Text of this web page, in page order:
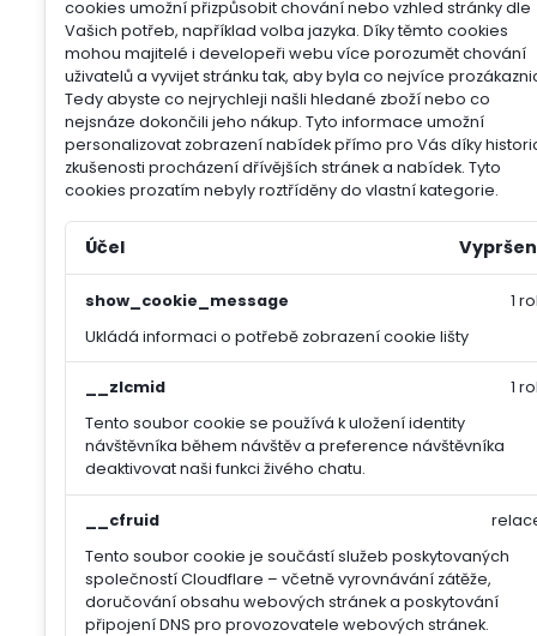
cookies umožní přizpůsobit chování nebo vzhled stránky dle
Vašich potřeb, například volba jazyka. Díky těmto cookies
mohou majitelé i developeři webu více porozumět chování
uživatelů a vyvijet stránku tak, aby byla co nejvíce
Tedy abyste co nejrychleji našli hledané zboží nebo co
nejsnáze dokončili jeho nákup. Tyto informace umožní
personalizovat zobrazení nabídek přímo pro Vás díky
zkušenosti procházení dřívějších stránek a nabídek. Tyto
cookies prozatím nebyly roztříděny do vlastní kategorie.
Účel
show_cookie_message
Ukládá informaci o potřebě zobrazení cookie lišty
1
__zlcmid
Tento soubor cookie se používá k uložení identity
návštěvníka během návštěv a preference návštěvníka
deaktivovat naši funkci živého chatu.
1
__cfruid
Tento soubor cookie je součástí služeb poskytovaných
společností Cloudflare – včetně vyrovnávání zátěže,
doručování obsahu webových stránek a poskytování
připojení DNS pro provozovatele webových stránek.